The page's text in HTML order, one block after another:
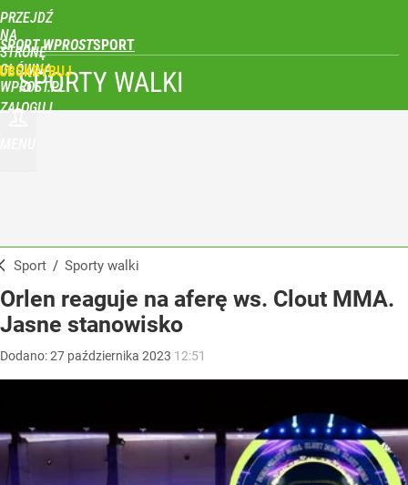
PRZEJDŹ
NA
STRONĘ
GŁÓWNĄ
WPROST.PL
SPORT WPROST
ZALOGUJ
SPORTY WALKI
Sport / Sporty walki
Orlen reaguje na aferę ws. Clout MMA.
Jasne stanowisko
Dodano:27 października 2023 12:51